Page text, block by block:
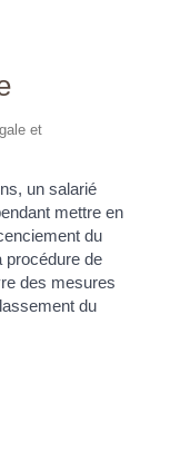
et
un salarié
mettre en
du
procédure de
des mesures
du